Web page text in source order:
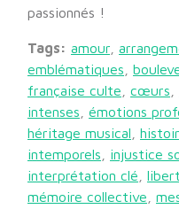
passionnés !
Tags: amour
emblématiques
française culte
cœurs
intenses
émotions
héritage musical
intemporels
injustice
interprétation clé
mémoire collective